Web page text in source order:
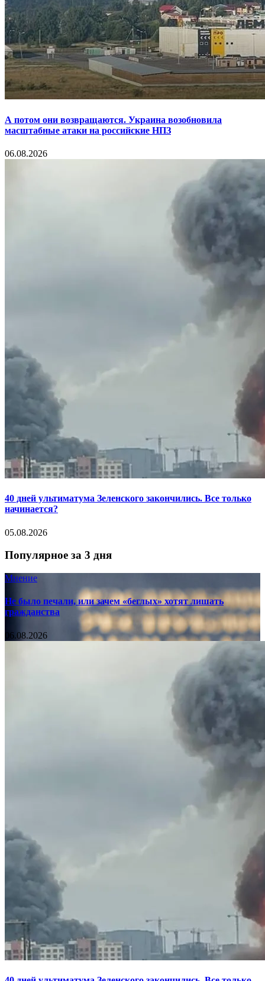
А потом они возвращаются. Украина возобновила
масштабные атаки на российские НПЗ
06.08.2026
40 дней ультиматума Зеленского закончились. Все только
начинается?
05.08.2026
Популярное за 3 дня
Мнение
Не было печали, или зачем «беглых» хотят лишать
гражданства
06.08.2026